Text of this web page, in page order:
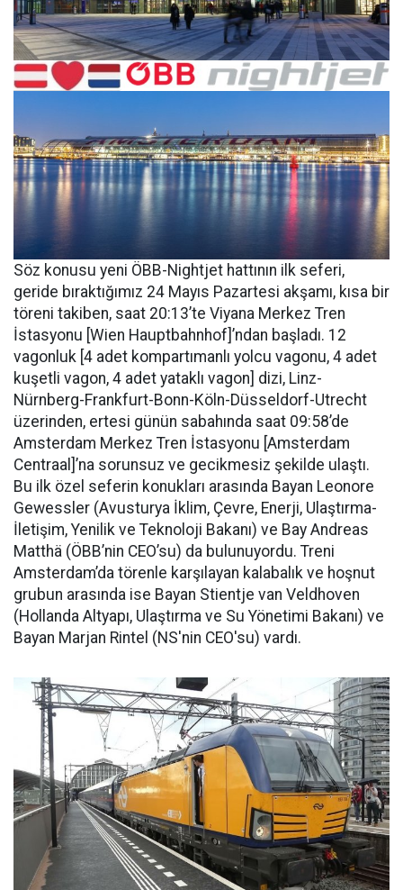
Söz konusu yeni ÖBB-Nightjet hattının ilk seferi,
geride bıraktığımız 24 Mayıs Pazartesi akşamı, kısa bir
töreni takiben, saat 20:13’te Viyana Merkez Tren
İstasyonu [Wien Hauptbahnhof]’ndan başladı. 12
vagonluk [4 adet kompartımanlı yolcu vagonu, 4 adet
kuşetli vagon, 4 adet yataklı vagon] dizi, Linz-
Nürnberg-Frankfurt-Bonn-Köln-Düsseldorf-Utrecht
üzerinden, ertesi günün sabahında saat 09:58’de
Amsterdam Merkez Tren İstasyonu [Amsterdam
Centraal]’na sorunsuz ve gecikmesiz şekilde ulaştı.
Bu ilk özel seferin konukları arasında Bayan Leonore
Gewessler (Avusturya İklim, Çevre, Enerji, Ulaştırma-
İletişim, Yenilik ve Teknoloji Bakanı) ve Bay Andreas
Matthä (ÖBB’nin CEO’su) da bulunuyordu. Treni
Amsterdam’da törenle karşılayan kalabalık ve hoşnut
grubun arasında ise Bayan Stientje van Veldhoven
(Hollanda Altyapı, Ulaştırma ve Su Yönetimi Bakanı) ve
Bayan Marjan Rintel (NS'nin CEO'su) vardı.